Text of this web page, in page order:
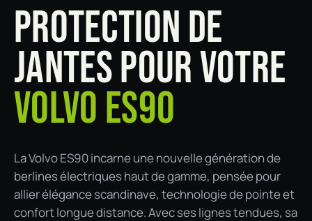
PROTECTION DE
JANTES POUR VOTRE
VOLVO ES90
La Volvo ES90 incarne une nouvelle génération de
berlines électriques haut de gamme, pensée pour
allier élégance scandinave, technologie de pointe et
confort longue distance. Avec ses lignes tendues, sa